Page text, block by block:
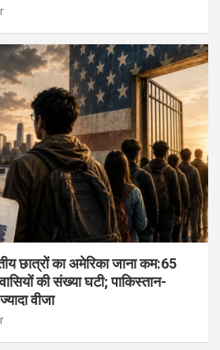
छात्रों का अमेरिका जाना कम:65
की संख्या घटी; पाकिस्तान-
वीजा